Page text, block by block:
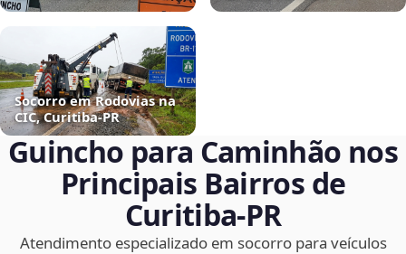
Socorro em Rodovias na
CIC, Curitiba‑PR
Guincho para Caminhão nos
Principais Bairros de
Curitiba‑PR
Atendimento especializado em socorro para veículos